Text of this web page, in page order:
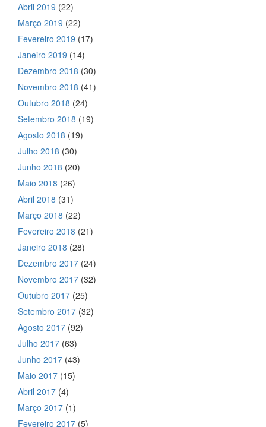
Abril 2019 (22)
Março 2019 (22)
Fevereiro 2019 (17)
Janeiro 2019 (14)
Dezembro 2018 (30)
Novembro 2018 (41)
Outubro 2018 (24)
Setembro 2018 (19)
Agosto 2018 (19)
Julho 2018 (30)
Junho 2018 (20)
Maio 2018 (26)
Abril 2018 (31)
Março 2018 (22)
Fevereiro 2018 (21)
Janeiro 2018 (28)
Dezembro 2017 (24)
Novembro 2017 (32)
Outubro 2017 (25)
Setembro 2017 (32)
Agosto 2017 (92)
Julho 2017 (63)
Junho 2017 (43)
Maio 2017 (15)
Abril 2017 (4)
Março 2017 (1)
Fevereiro 2017 (5)